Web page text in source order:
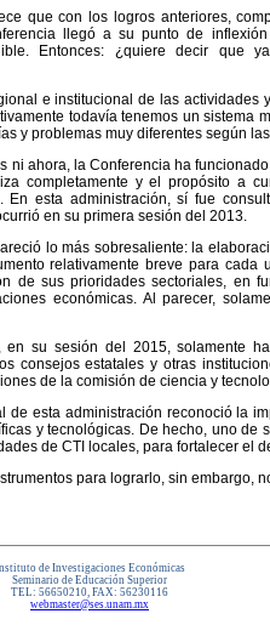
que con los logros anteriores,
llegó a su punto de
Entonces: ¿quiere decir que
e institucional de las
todavía tenemos un sistema
y problemas muy diferentes según
ni ahora, la Conferencia ha
completamente y el propósito a
En esta administración, sí fue
en su primera sesión del 2013.
lo más sobresaliente: la
relativamente breve para
de sus prioridades sectoriales, en
económicas. Al parecer,
en su sesión del 2015, solamente
consejos estatales y otras
de la comisión de ciencia y
de esta administración reconoció la
y tecnológicas. De hecho, uno de
de CTI locales, para fortalecer el
para lograrlo, sin embargo,
de Investigaciones Económicas
Seminario de Educación Superior
TEL: 56650210, FAX: 56230116
webmaster@ses.unam.mx